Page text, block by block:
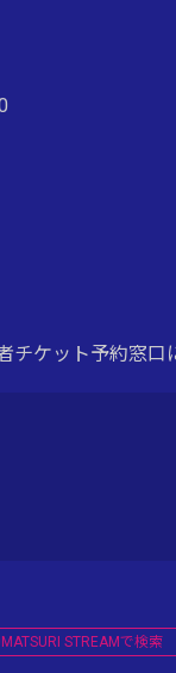
チケット予約窓口
STREAMで検索